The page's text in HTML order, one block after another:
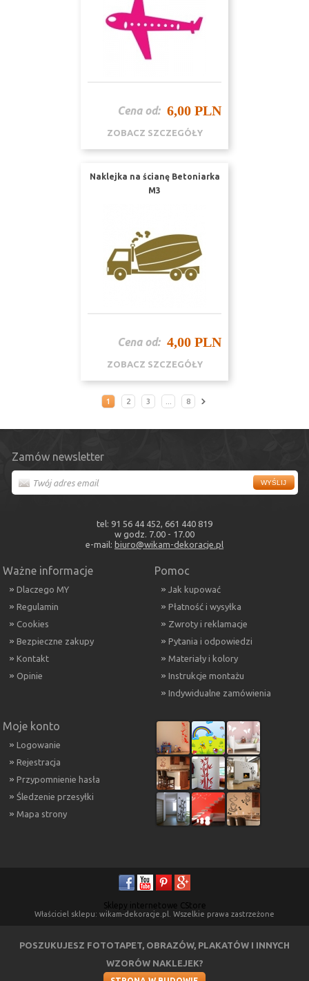
Cena od: 6,00 PLN
ZOBACZ SZCZEGÓŁY
Naklejka na ścianę Betoniarka
M3
Cena od: 4,00 PLN
ZOBACZ SZCZEGÓŁY
1 2 3 8
Zamów newsletter
tel: 91 56 44 452, 661 440 819
w godz. 7.00 - 17.00
e-mail: biuro@wikam-dekoracje.pl
Ważne informacje
Dlaczego MY
Regulamin
Cookies
Bezpieczne zakupy
Kontakt
Opinie
Pomoc
Jak kupować
Płatność i wysyłka
Zwroty i reklamacje
Pytania i odpowiedzi
Materiały i kolory
Instrukcje montażu
Indywidualne zamówienia
Moje konto
Logowanie
Rejestracja
Przypomnienie hasła
Śledzenie przesyłki
Mapa strony
Sklepy internetowe CStore
Właściciel sklepu: wikam-dekoracje.pl. Wszelkie prawa zastrzeżone
POSZUKUJESZ FOTOTAPET, OBRAZÓW, PLAKATÓW I INNYCH
WZORÓW NAKLEJEK?